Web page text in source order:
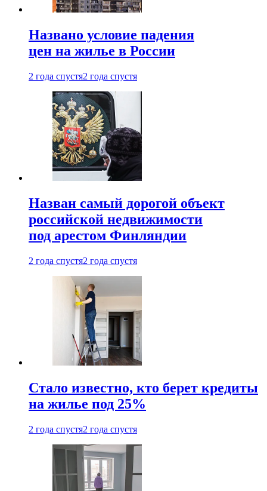
Названо условие падения
цен на жилье в России
2 года спустя2 года спустя
Назван самый дорогой объект
российской недвижимости
под арестом Финляндии
2 года спустя2 года спустя
Стало известно, кто берет кредиты
на жилье под 25%
2 года спустя2 года спустя